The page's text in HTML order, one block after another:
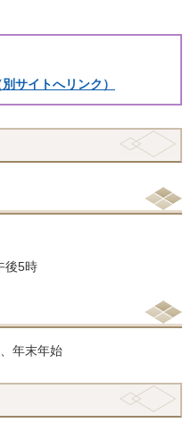
サイトへリンク）
後5時
年末年始